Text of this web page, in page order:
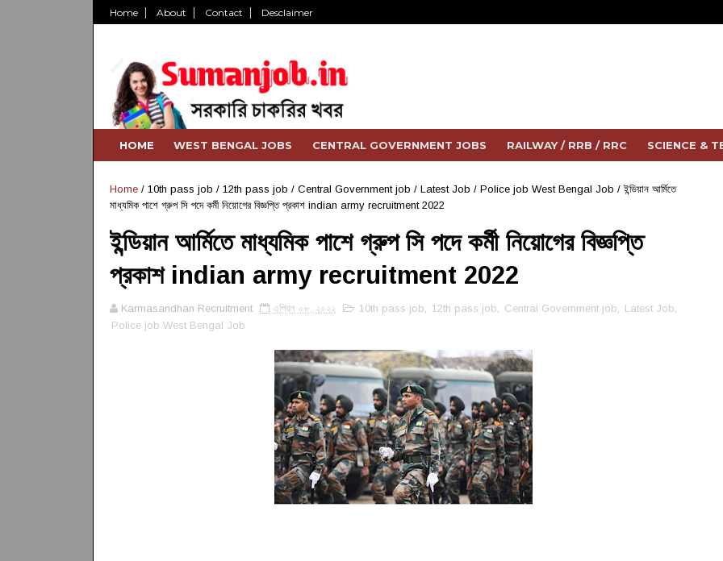
Home About Contact Desclaimer
HOME WEST BENGAL JOBS CENTRAL GOVERNMENT JOBS RAILWAY / RRB / RRC SCIENCE &
Home/ 10th pass job / 12th pass job / Central Government job / Latest Job / Police job West Bengal Job /ইন্ডিয়ান আর্মিতে
মাধ্যমিক পাশে গ্রুপ সি পদে কর্মী নিয়োগের বিজ্ঞপ্তি প্রকাশ indian army recruitment 2022
ইন্ডিয়ান আর্মিতে মাধ্যমিক পাশে গ্রুপ সি পদে কর্মী নিয়োগের বিজ্ঞপ্তি
প্রকাশ indian army recruitment 2022
Karmasandhan Recruitment এপ্রিল ০৮, ২০২২ 10th pass job, 12th pass job, Central Government job, Latest Job,
Police job West Bengal Job